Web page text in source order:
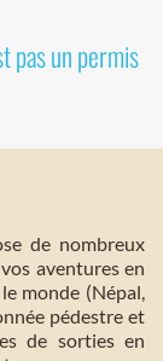
pas un permis
de nombreux
aventures en
monde (Népal,
pédestre et
de sorties en